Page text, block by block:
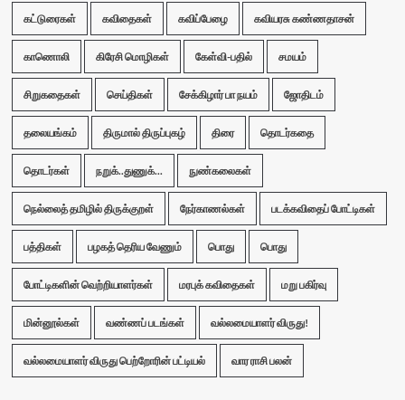
கட்டுரைகள் கவிதைகள் கவிப்பேழை கவியரசு கண்ணதாசன்
காணொலி கிரேசி மொழிகள் கேள்வி-பதில் சமயம்
சிறுகதைகள் செய்திகள் சேக்கிழார் பா நயம் ஜோதிடம்
தலையங்கம் திருமால் திருப்புகழ் திரை தொடர்கதை
தொடர்கள் நறுக்..துணுக்... நுண்கலைகள்
நெல்லைத் தமிழில் திருக்குறள் நேர்காணல்கள் படக்கவிதைப் போட்டிகள்
பத்திகள் பழகத் தெரிய வேணும் பொது பொது
போட்டிகளின் வெற்றியாளர்கள் மரபுக் கவிதைகள் மறு பகிர்வு
மின்னூல்கள் வண்ணப் படங்கள் வல்லமையாளர் விருது!
வல்லமையாளர் விருது பெற்றோரின் பட்டியல் வார ராசி பலன்